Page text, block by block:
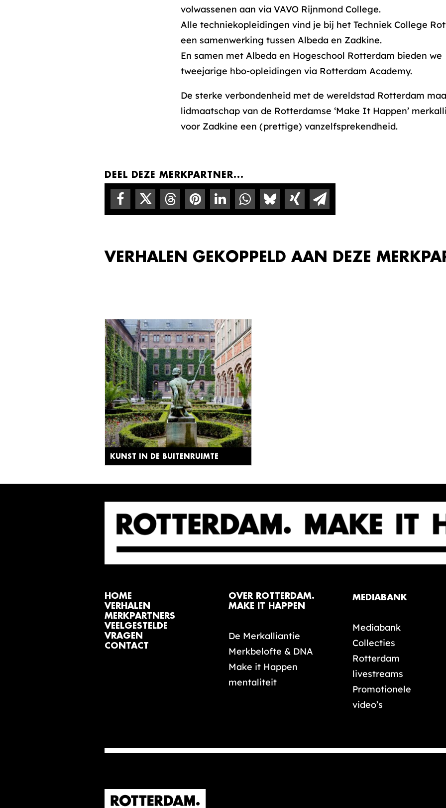
volwassenen aan via VAVO Rijnmond College.
Alle techniekopleidingen vind je bij het Techniek College
een samenwerking tussen Albeda en Zadkine.
En samen met Albeda en Hogeschool Rotterdam bieden we
tweejarige hbo-opleidingen via Rotterdam Academy.
De sterke verbondenheid met de wereldstad Rotterdam
lidmaatschap van de Rotterdamse ‘Make It Happen’
voor Zadkine een (prettige) vanzelfsprekendheid.
DEEL DEZE MERKPARTNER...
VERHALEN GEKOPPELD AAN DEZE
KUNST IN DE BUITENRUIMTE
HOME
VERHALEN
MERKPARTNERS
VEELGESTELDE
VRAGEN
CONTACT
OVER ROTTERDAM.
MAKE IT HAPPEN
De Merkalliantie
Merkbelofte & DNA
Make it Happen
mentaliteit
MEDIABANK
Mediabank
Collecties
Rotterdam
livestreams
Promotionele
video’s